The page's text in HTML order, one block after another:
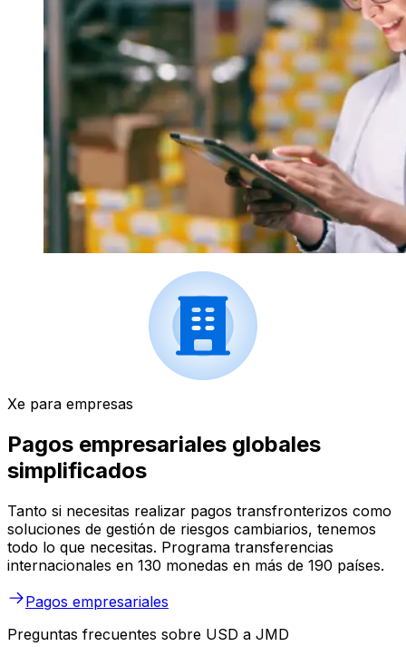
Xe para empresas
Pagos empresariales globales
simplificados
Tanto si necesitas realizar pagos transfronterizos como
soluciones de gestión de riesgos cambiarios, tenemos
todo lo que necesitas. Programa transferencias
internacionales en 130 monedas en más de 190 países.
Pagos empresariales
Preguntas frecuentes sobre USD a JMD